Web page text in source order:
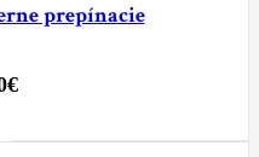
prepínacie
€